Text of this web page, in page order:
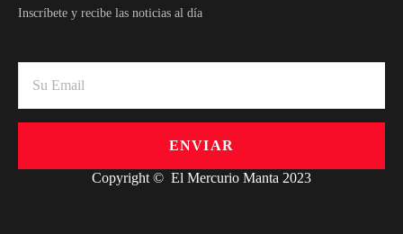
Inscríbete y recibe las noticias al día
ENVIAR
Copyright © El Mercurio Manta 2023